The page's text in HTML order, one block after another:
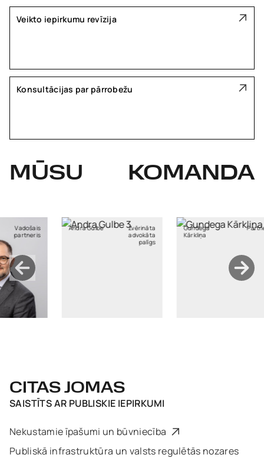
Veikto iepirkumu revīzija
Konsultācijas par pārrobežu
MŪSU KOMANDA
Andra Gulbe
Zvērināta
advokāta
Gundega
Kārkliņa
Partneri
CITAS JOMAS
SAISTĪTS AR PUBLISKIE IEPIRKUMI
Nekustamie īpašumi un būvniecība
Publiskā infrastruktūra un valsts regulētās nozares